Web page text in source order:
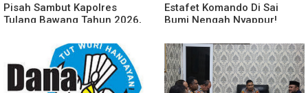
Pisah Sambut Kapolres
Tulang Bawang Tahun 2026,
Forkopimda untuk Menjaga
Stabilitas Daerah
Estafet Komando Di Sai
Bumi Nengah Nyappur!
Dan Penyerahan Tunggul
Kesatuan Polres Tulang
Bawang Berlangsung
Spektakuler